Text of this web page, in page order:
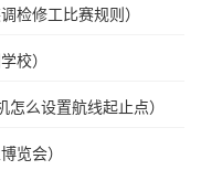
检修工比赛规则）
校）
么设置航线起止点）
览会）